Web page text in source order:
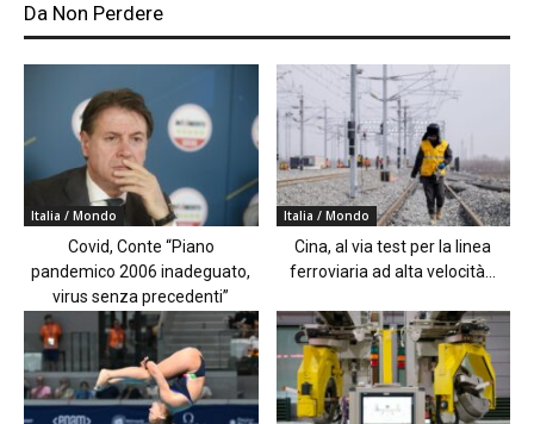
Da Non Perdere
Italia / Mondo
Covid, Conte “Piano
pandemico 2006 inadeguato,
virus senza precedenti”
Italia / Mondo
Cina, al via test per la linea
ferroviaria ad alta velocità...